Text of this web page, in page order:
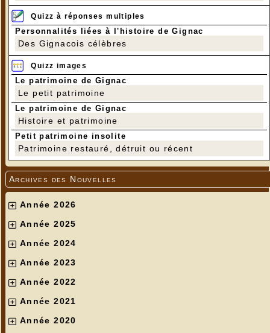
Quizz à réponses multiples
Personnalités liées à l'histoire de Gignac
Des Gignacois célèbres
Quizz images
Le patrimoine de Gignac
Le petit patrimoine
Le patrimoine de Gignac
Histoire et patrimoine
Petit patrimoine insolite
Patrimoine restauré, détruit ou récent
Archives des Nouvelles
Année 2026
Année 2025
Année 2024
Année 2023
Année 2022
Année 2021
Année 2020